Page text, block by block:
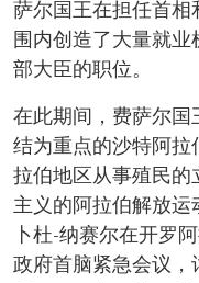
萨尔国王在担任首
围内创造了大量就
部大臣的职位。
在此期间，费萨尔国
结为重点的沙特阿拉
拉伯地区从事殖民的
主义的阿拉伯解放运
卜杜-纳赛尔在开罗
政府首脑紧急会议